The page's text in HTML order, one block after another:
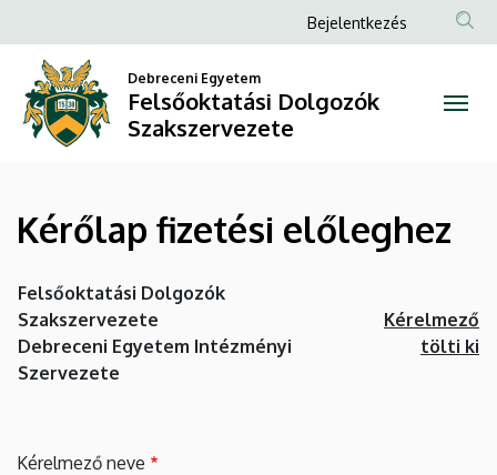
fizetési
előleghez
Felsőoktatási
Dolgozók
Szakszervezete
a
tartalomra
Anonim
fiók
menüje
Bejelentkezés
Debreceni Egyetem
Felsőoktatási Dolgozók
Szakszervezete
Kérőlap fizetési előleghez
Felsőoktatási Dolgozók
Szakszervezete
Debreceni Egyetem Intézményi
Szervezete
Kérelmező
tölti ki
Kérelmező neve